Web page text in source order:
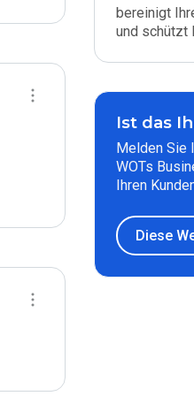
bereinigt
und schützt
Ist das
Melden Sie
WOTs
Ihren
Diese